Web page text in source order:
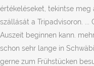
értékeléseket, tekintse
szállását a Tripadvisoron. ...
Auszeit beginnen kann.
schon sehr lange in
gerne zum Frühstücken